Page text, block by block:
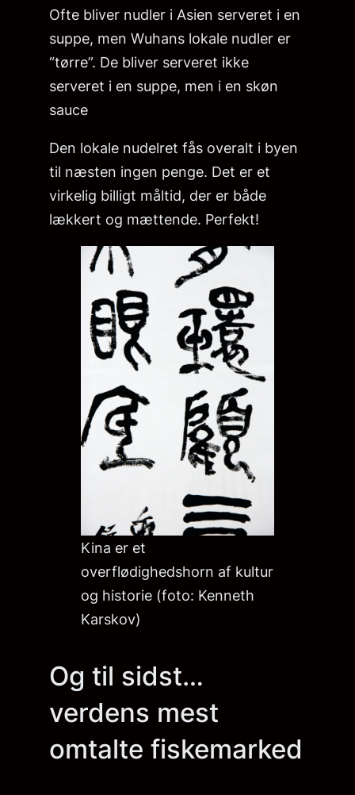
Ofte bliver nudler i Asien serveret i en
suppe, men Wuhans lokale nudler er
“tørre”. De bliver serveret ikke
serveret i en suppe, men i en skøn
sauce
Den lokale nudelret fås overalt i byen
til næsten ingen penge. Det er et
virkelig billigt måltid, der er både
lækkert og mættende. Perfekt!
Kina er et
overflødighedshorn af kultur
og historie (foto: Kenneth
Karskov)
Og til sidst…
verdens mest
omtalte fiskemarked